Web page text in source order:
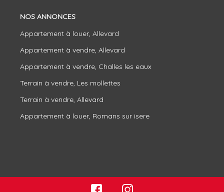
NOS ANNONCES
Appartement à louer, Allevard
Appartement à vendre, Allevard
Appartement à vendre, Challes les eaux
Terrain à vendre, Les mollettes
Terrain à vendre, Allevard
Appartement à louer, Romans sur isere